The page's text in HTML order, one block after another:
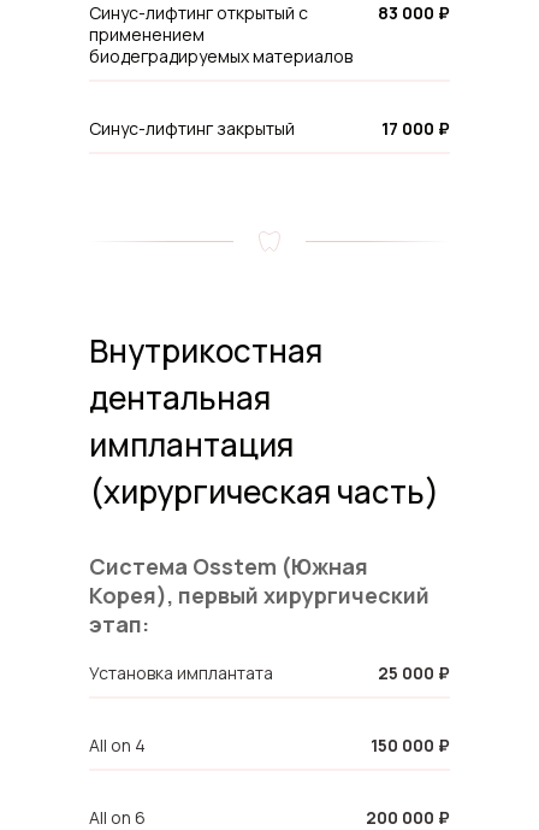
Синус-лифтинг открытый с
применением
биодеградируемых материалов
83 000 ₽
Синус-лифтинг закрытый 17 000 ₽
Внутрикостная
дентальная
имплантация
(хирургическая часть)
Система Osstem (Южная
Корея), первый хирургический
этап:
Установка имплантата 25 000 ₽
All on 4 150 000 ₽
All on 6 200 000 ₽